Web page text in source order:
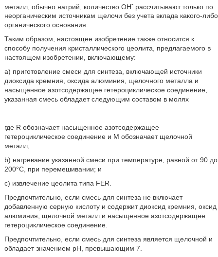
металл, обычно натрий, количество ОН-рассчитывают только по
неорганическим источникам щелочи без учета вклада какого-либо
органического основания.
Таким образом, настоящее изобретение также относится к
способу получения кристаллического цеолита, предлагаемого в
настоящем изобретении, включающему:
a) приготовление смеси для синтеза, включающей источники
диоксида кремния, оксида алюминия, щелочного металла и
насыщенное азотсодержащее гетероциклическое соединение,
указанная смесь обладает следующим составом в молях
где R обозначает насыщенное азотсодержащее
гетероциклическое соединение и М обозначает щелочной
металл;
b) нагревание указанной смеси при температуре, равной от 90 до
200°С, при перемешивании; и
с) извлечение цеолита типа FER.
Предпочтительно, если смесь для синтеза не включает
добавленную серную кислоту и содержит диоксид кремния, оксид
алюминия, щелочной металл и насыщенное азотсодержащее
гетероциклическое соединение.
Предпочтительно, если смесь для синтеза является щелочной и
обладает значением рН, превышающим 7.